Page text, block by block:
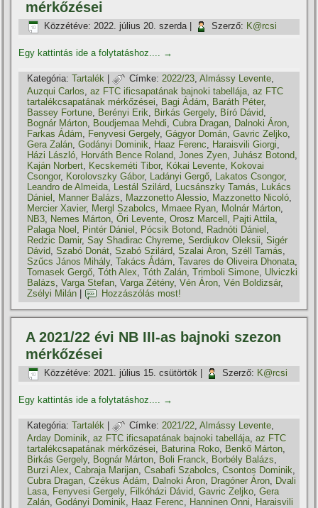
mérkőzései
Közzétéve: 2022. július 20. szerda| Szerző: K@rcsi
Egy kattintás ide a folytatáshoz.... →
Kategória: Tartalék | Címke: 2022/23,Almássy Levente,
Auzqui Carlos,az FTC ificsapatának bajnoki tabellája,az FTC
tartalékcsapatának mérkőzései, Bagi Ádám, Baráth Péter,
Bassey Fortune, Berényi Erik, Birkás Gergely, Bíró Dávid,
Bognár Márton, Boudjemaa Mehdi,Cubra Dragan, Dalnoki Áron,
Farkas Ádám, Fenyvesi Gergely,Gágyor Domán,Gavric Zeljko,
Gera Zalán,Godányi Dominik, Haaz Ferenc, Haraisvili Giorgi,
Házi László, Horváth Bence Roland,Jones Zyen,Juhász Botond,
Kaján Norbert, Kecskeméti Tibor, Kókai Levente, Kokovai
Csongor, Korolovszky Gábor, Ladányi Gergő, Lakatos Csongor,
Leandro de Almeida, Lestál Szilárd, Lucsánszky Tamás, Lukács
Dániel , Manner Balázs, Mazzonetto Alessio, Mazzonetto Nicoló,
Mercier Xavier, Mergl Szabolcs, Mmaee Ryan, Molnár Márton,
NB3, Nemes Márton,Őri Levente,Orosz Marcell , Pajti Attila,
Palaga Noel , Pintér Dániel , Pócsik Botond, Radnóti Dániel ,
Redzic Damir,Say Shadirac Chyreme,Serdiukov Oleksii,Sigér
Dávid,Szabó Donát,Szabó Szilárd,Szalai Áron,Széll Tamás,
Szűcs János Mihály,Takács Ádám,Tavares de Oliveira Dhonata,
Tomasek Gergő,Tóth Alex,Tóth Zalán,Trimboli Simone, Ulviczki
Balázs,Varga Stefan,Varga Zétény,Vén Áron,Vén Boldizsár,
Zsélyi Milán
Hozzászólás most!
A 2021/22 évi NB III-as bajnoki szezon
mérkőzései
Közzétéve: 2021. július 15. csütörtök Szerző: K@rcsi
Egy kattintás ide a folytatáshoz.... →
Kategória: Tartalék | Címke: 2021/22,Almássy Levente,
Arday Dominik,az FTC ificsapatának bajnoki tabellája,az FTC
tartalékcsapatának mérkőzései, Baturina Roko, Benkő Márton,
Birkás Gergely, Bognár Márton, Boli Franck, Borbély Balázs,
Burzi Alex,Cabraja Marijan,Csabafi Szabolcs,Csontos Dominik,
Cubra Dragan,Czékus Ádám, Dalnoki Áron, Dragóner Áron, Dvali
Lasa, Fenyvesi Gergely, Filkóházi Dávid,Gavric Zeljko,Gera
Zalán,Godányi Dominik, Haaz Ferenc, Hanninen Onni, Haraisvili